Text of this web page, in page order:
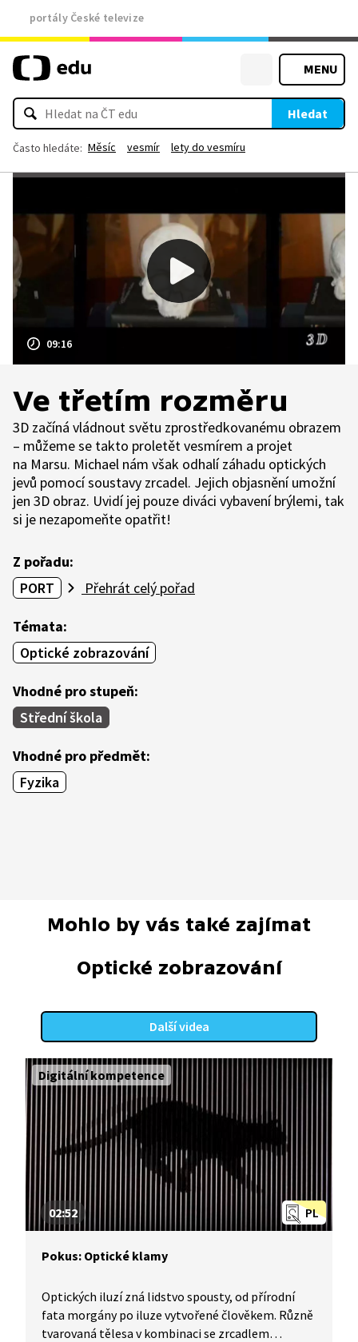
portály České televize
MENU
Hledat
Často hledáte: Měsíc vesmír lety do vesmíru
09:16
Ve třetím rozměru
3D začíná vládnout světu zprostředkovanému obrazem
– můžeme se takto proletět vesmírem a projet
na Marsu. Michael nám však odhalí záhadu optických
jevů pomocí soustavy zrcadel. Jejich objasnění umožní
jen 3D obraz. Uvidí jej pouze diváci vybavení brýlemi, tak
si je nezapomeňte opatřit!
Z pořadu:
PORT
Přehrát celý pořad
Témata:
Optické zobrazování
Vhodné pro stupeň:
Střední škola
Vhodné pro předmět:
Fyzika
Mohlo by vás také zajímat
Optické zobrazování
Další videa
Digitální kompetence
PL
02:52
Pokus: Optické klamy
Optických iluzí zná lidstvo spousty, od přírodní
fata morgány po iluze vytvořené člověkem. Různě
tvarovaná tělesa v kombinaci se zrcadlem